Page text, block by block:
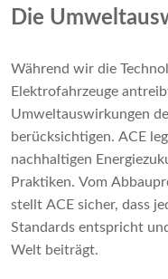
Die
Während wir die
Elektrofahrzeuge
Umweltauswirkungen
berücksichtigen. ACE
nachhaltigen
Praktiken. Vom
stellt ACE sicher, dass
Standards entspricht
Welt beiträgt.